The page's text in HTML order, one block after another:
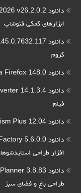
ابزارهای کمکی فتوشاپ
کروم
دانلود Mozilla Firefox 148.0 – دانلود فایرفاکس
فیلم
دانلود NCH Prism Plus 12.04 – تبدیل فرمت فیلم و ویدیو
افزار طراحی
طراحی باغ و فضای سبز